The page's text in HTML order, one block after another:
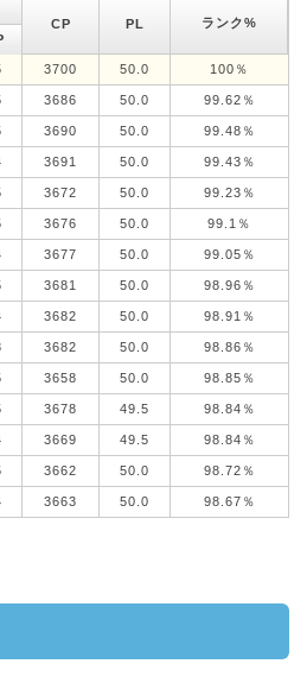
CP
PL
ランク%
3700 50.0 100％
3686 50.0 99.62％
3690 50.0 99.48％
3691 50.0 99.43％
3672 50.0 99.23％
3676 50.0 99.1％
3677 50.0 99.05％
3681 50.0 98.96％
3682 50.0 98.91％
3682 50.0 98.86％
3658 50.0 98.85％
3678 49.5 98.84％
3669 49.5 98.84％
3662 50.0 98.72％
3663 50.0 98.67％